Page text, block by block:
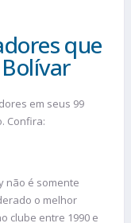
que
em seus 99
Confira:
não é somente
o melhor
clube entre 1990 e